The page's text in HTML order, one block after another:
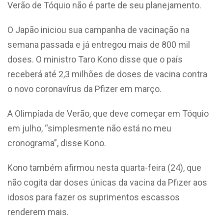
Verão de Tóquio não é parte de seu planejamento.
O Japão iniciou sua campanha de vacinação na
semana passada e já entregou mais de 800 mil
doses. O ministro Taro Kono disse que o país
receberá até 2,3 milhões de doses de vacina contra
o novo coronavírus da Pfizer em março.
A Olimpíada de Verão, que deve começar em Tóquio
em julho, “simplesmente não está no meu
cronograma”, disse Kono.
Kono também afirmou nesta quarta-feira (24), que
não cogita dar doses únicas da vacina da Pfizer aos
idosos para fazer os suprimentos escassos
renderem mais.